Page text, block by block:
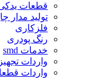
قطعات
تولید مدار
فلزکاری
رنگ پودری
خدمات smd
واردات
واردات